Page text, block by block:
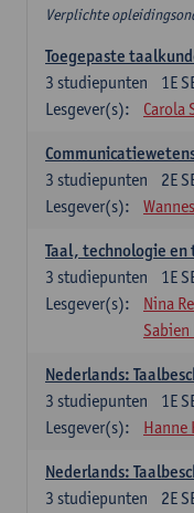
Verplichte
Toegepaste
1E
3 studiepunten
Lesgever(s):
Carola
2E
3 studiepunten
Lesgever(s):
Taal, technologie
1E
3 studiepunten
Lesgever(s):
Nina
Nederlands:
1E
3 studiepunten
Lesgever(s):
Hanne
Nederlands:
2E
3 studiepunten